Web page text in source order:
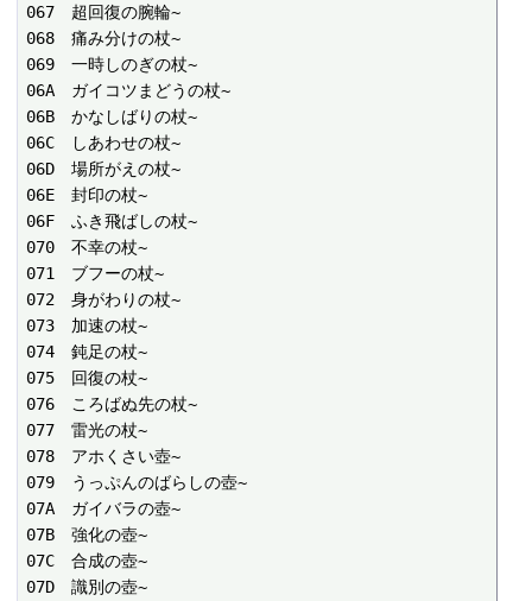
067　超回復の腕輪~
068　痛み分けの杖~
069　一時しのぎの杖~
06A　ガイコツまどうの杖~
06B　かなしばりの杖~
06C　しあわせの杖~
06D　場所がえの杖~
06E　封印の杖~
06F　ふき飛ばしの杖~
070　不幸の杖~
071　ブフーの杖~
072　身がわりの杖~
073　加速の杖~
074　鈍足の杖~
075　回復の杖~
076　ころばぬ先の杖~
077　雷光の杖~
078　アホくさい壺~
079　うっぷんのばらしの壺~
07A　ガイバラの壺~
07B　強化の壺~
07C　合成の壺~
07D　識別の壺~